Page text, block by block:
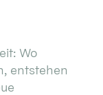
Wo
entstehen